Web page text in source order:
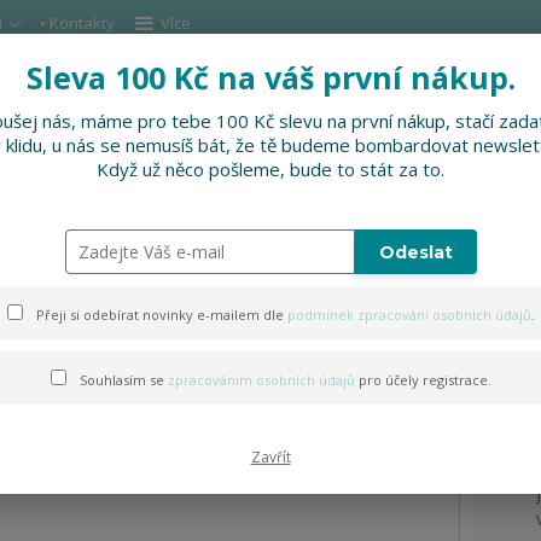
• Kontakty Více
Hledat
DOPLŇKY SLEVNĚNO PRO FIRMY,
rybáře zimní (zapínání na knoflík)
myslivce a rybáře zimní
Sleva 100 Kč na váš první nákup.
nás, máme pro tebe 100 Kč slevu na první nákup, stačí
klidu, u nás se nemusíš bát, že tě budeme bombardovat
Když už něco pošleme, bude to stát za to.
Odeslat
Přeji si odebírat novinky e-mailem dle podmínek zpracování osobních údajů.
Souhlasím se zpracováním osobních údajů pro účely registrace.
Zavřít